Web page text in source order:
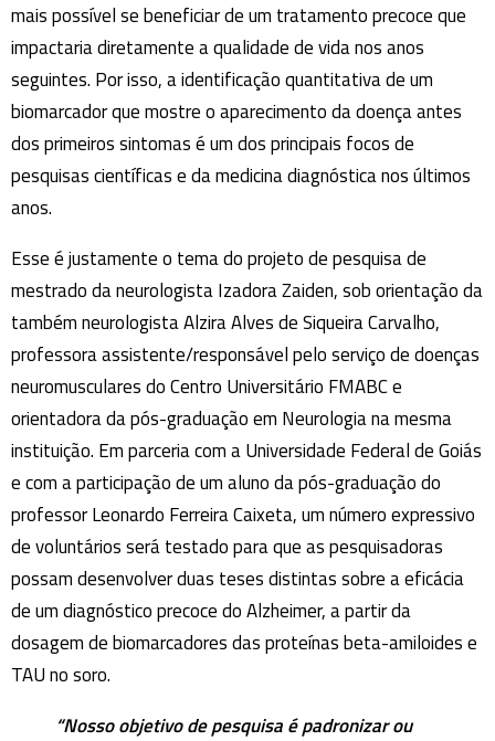
mais possível se beneficiar de um tratamento precoce que
impactaria diretamente a qualidade de vida nos anos
seguintes. Por isso, a identificação quantitativa de um
biomarcador que mostre o aparecimento da doença antes
dos primeiros sintomas é um dos principais focos de
pesquisas científicas e da medicina diagnóstica nos últimos
anos.
Esse é justamente o tema do projeto de pesquisa de
mestrado da neurologista Izadora Zaiden, sob orientação da
também neurologista Alzira Alves de Siqueira Carvalho,
professora assistente/responsável pelo serviço de doenças
neuromusculares do Centro Universitário FMABC e
orientadora da pós-graduação em Neurologia na mesma
instituição. Em parceria com a Universidade Federal de Goiás
e com a participação de um aluno da pós-graduação do
professor Leonardo Ferreira Caixeta, um número expressivo
de voluntários será testado para que as pesquisadoras
possam desenvolver duas teses distintas sobre a eficácia
de um diagnóstico precoce do Alzheimer, a partir da
dosagem de biomarcadores das proteínas beta-amiloides e
TAU no soro.
“Nosso objetivo de pesquisa é padronizar ou